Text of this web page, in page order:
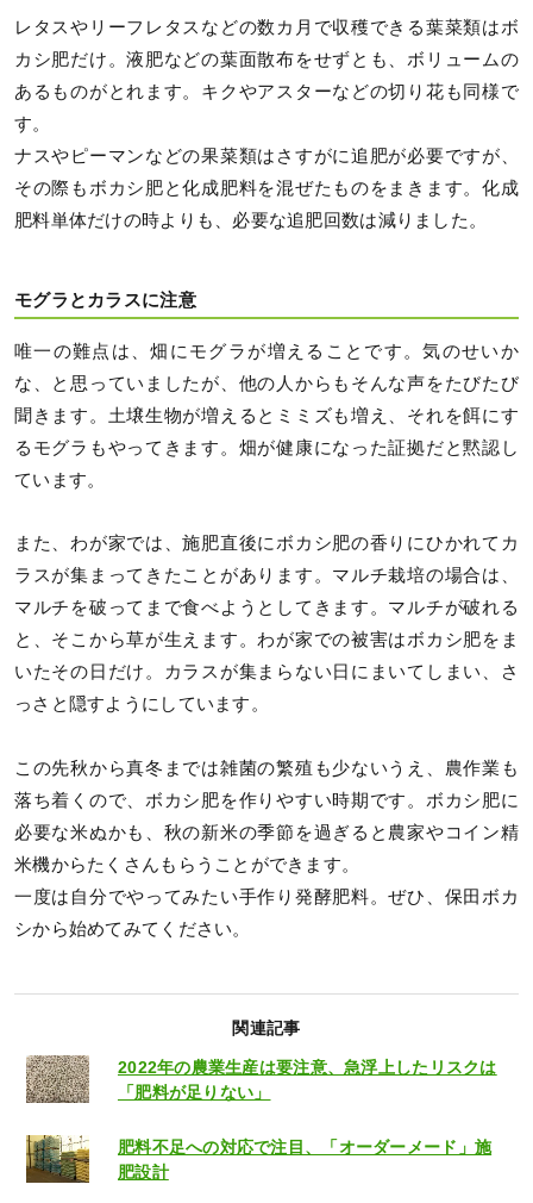
レタスやリーフレタスなどの数カ月で収穫できる葉菜類はボ
カシ肥だけ。液肥などの葉面散布をせずとも、ボリュームの
あるものがとれます。キクやアスターなどの切り花も同様で
す。
ナスやピーマンなどの果菜類はさすがに追肥が必要ですが、
その際もボカシ肥と化成肥料を混ぜたものをまきます。化成
肥料単体だけの時よりも、必要な追肥回数は減りました。
モグラとカラスに注意
唯一の難点は、畑にモグラが増えることです。気のせいか
な、と思っていましたが、他の人からもそんな声をたびたび
聞きます。土壌生物が増えるとミミズも増え、それを餌にす
るモグラもやってきます。畑が健康になった証拠だと黙認し
ています。
また、わが家では、施肥直後にボカシ肥の香りにひかれてカ
ラスが集まってきたことがあります。マルチ栽培の場合は、
マルチを破ってまで食べようとしてきます。マルチが破れる
と、そこから草が生えます。わが家での被害はボカシ肥をま
いたその日だけ。カラスが集まらない日にまいてしまい、さ
っさと隠すようにしています。
この先秋から真冬までは雑菌の繁殖も少ないうえ、農作業も
落ち着くので、ボカシ肥を作りやすい時期です。ボカシ肥に
必要な米ぬかも、秋の新米の季節を過ぎると農家やコイン精
米機からたくさんもらうことができます。
一度は自分でやってみたい手作り発酵肥料。ぜひ、保田ボカ
シから始めてみてください。
関連記事
2022年の農業生産は要注意、急浮上したリスクは
「肥料が足りない」
肥料不足への対応で注目、「オーダーメード」施
肥設計